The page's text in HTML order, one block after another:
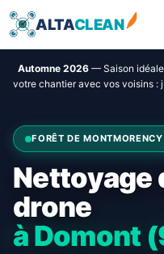
ALTACLEAN
Automne 2026— Saison idéale
votre chantier avec vos voisins :
FORÊT DE
Nettoyage
drone
à Domont